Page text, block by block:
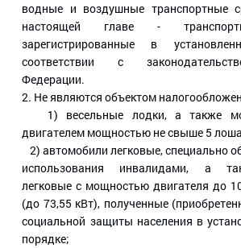
водные и воздушные транспортные
настоящей главе -
зарегистрированные в
соответствии с
Федерации.
2. Не являются объектом
1) весельные лодки, а также
двигателем мощностью не свыше 5
2) автомобили легковые, специально
использования инвалидами, а
легковые с мощностью двигателя до
(до 73,55 кВт), полученные
социальной защиты населения в
порядке;